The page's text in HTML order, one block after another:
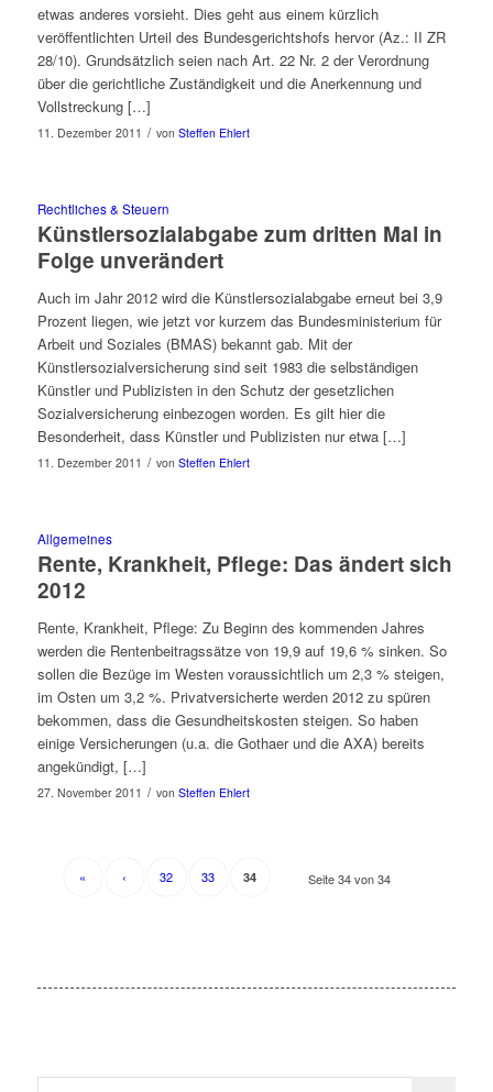
etwas anderes vorsieht. Dies geht aus einem kürzlich
veröffentlichten Urteil des Bundesgerichtshofs hervor (Az.: II ZR
28/10). Grundsätzlich seien nach Art. 22 Nr. 2 der Verordnung
über die gerichtliche Zuständigkeit und die Anerkennung und
Vollstreckung […]
11. Dezember 2011 / von Steffen Ehlert
Rechtliches & Steuern
Künstlersozialabgabe zum dritten Mal in
Folge unverändert
Auch im Jahr 2012 wird die Künstlersozialabgabe erneut bei 3,9
Prozent liegen, wie jetzt vor kurzem das Bundesministerium für
Arbeit und Soziales (BMAS) bekannt gab. Mit der
Künstlersozialversicherung sind seit 1983 die selbständigen
Künstler und Publizisten in den Schutz der gesetzlichen
Sozialversicherung einbezogen worden. Es gilt hier die
Besonderheit, dass Künstler und Publizisten nur etwa […]
11. Dezember 2011 / von Steffen Ehlert
Allgemeines
Rente, Krankheit, Pflege: Das ändert sich
2012
Rente, Krankheit, Pflege: Zu Beginn des kommenden Jahres
werden die Rentenbeitragssätze von 19,9 auf 19,6 % sinken. So
sollen die Bezüge im Westen voraussichtlich um 2,3 % steigen,
im Osten um 3,2 %. Privatversicherte werden 2012 zu spüren
bekommen, dass die Gesundheitskosten steigen. So haben
einige Versicherungen (u.a. die Gothaer und die AXA) bereits
angekündigt, […]
27. November 2011 / von Steffen Ehlert
Seite 34 von 34
« ‹ 32 33 34